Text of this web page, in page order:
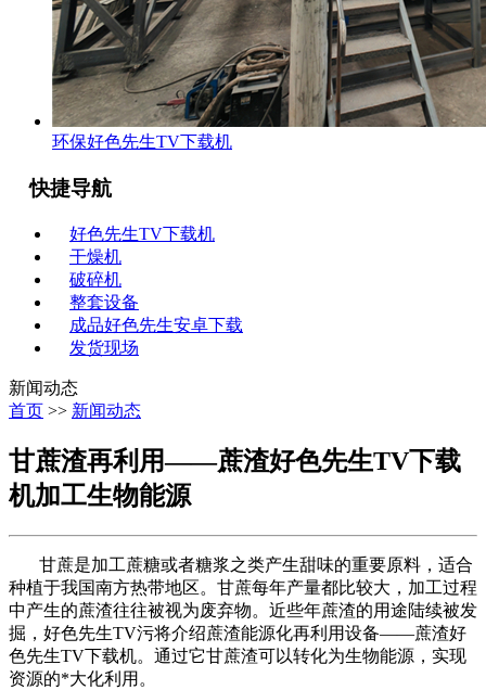
环保好色先生TV下载机
快捷导航
好色先生TV下载机
干燥机
破碎机
整套设备
成品好色先生安卓下载
发货现场
新闻动态
首页 >> 新闻动态
甘蔗渣再利用——蔗渣好色先生TV下载
机加工生物能源
甘蔗是加工蔗糖或者糖浆之类产生甜味的重要原料，适合
种植于我国南方热带地区。甘蔗每年产量都比较大，加工过程
中产生的蔗渣往往被视为废弃物。近些年蔗渣的用途陆续被发
掘，好色先生TV污将介绍蔗渣能源化再利用设备——蔗渣好
色先生TV下载机。通过它甘蔗渣可以转化为生物能源，实现
资源的*大化利用。